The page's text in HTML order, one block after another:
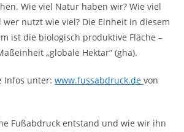
Wie viel Natur haben wir? Wie viel
wer nutzt wie viel? Die Einheit in diesem
ist die biologisch produktive Fläche –
„globale Hektar“ (gha).
Infos unter:www.fussabdruck.devon
Fußabdruck entstand und wie wir ihn